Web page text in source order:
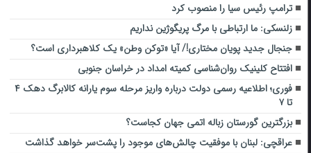
ترامپ رئیس سیا را منصوب کرد
زلنسکی: ما ارتباطی با مرگ پریگوژین نداریم
جنجال جدید پویان مختاری!/ آیا «توکن وطن» یک کلاهبرداری است؟
افتتاح کلینیک روان‌شناسی کمیته‌ امداد در خراسان‌ جنوبی
فوری؛ اطلاعیه رسمی دولت درباره واریز مرحله سوم یارانه کالابرگ دهک ۴
تا ۷
بزرگترین گورستان زباله اتمی جهان کجاست؟
عراقچی: لبنان با موفقیت چالش‌های موجود را پشت‌سر خواهد گذاشت